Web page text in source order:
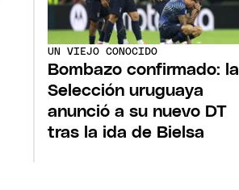
UN VIEJO CONOCIDO
Bombazo confirmado: la
Selección uruguaya
anunció a su nuevo DT
tras la ida de Bielsa